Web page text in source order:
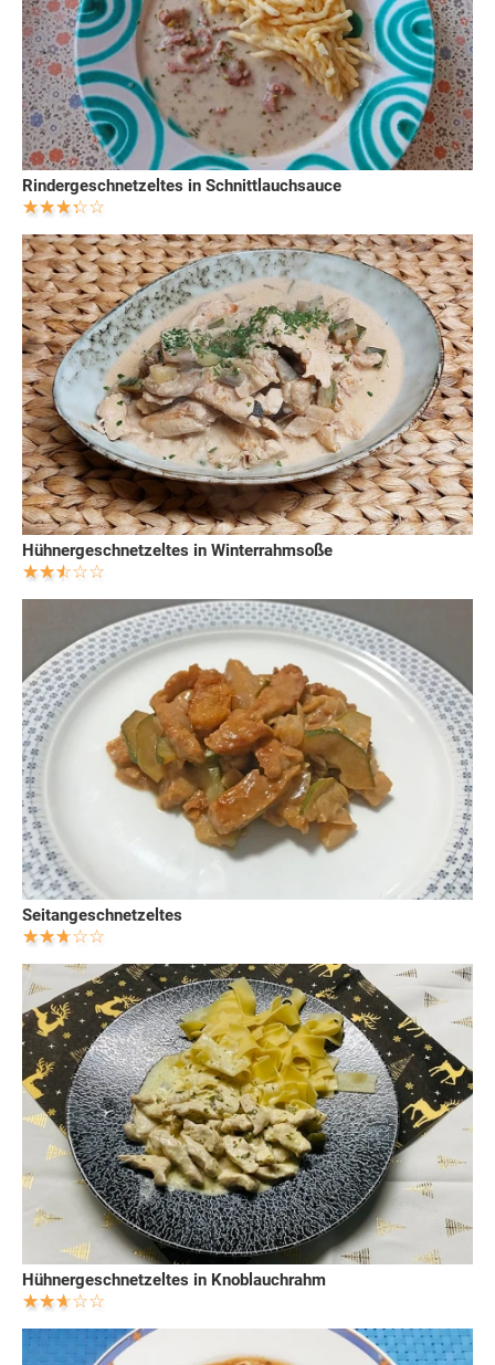
Rindergeschnetzeltes in Schnittlauchsauce
Hühnergeschnetzeltes in Winterrahmsoße
Seitangeschnetzeltes
Hühnergeschnetzeltes in Knoblauchrahm